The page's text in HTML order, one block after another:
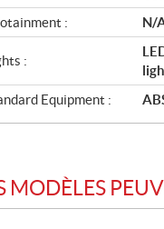
:
N/
:
Equipment :
MODÈLES